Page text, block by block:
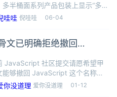
多半桶面系列产品包装上显示“多
注册商标，并质疑企业“在宣传上
字游戏”，消息引发热议。对此，白
半’确实是商标，产品具
倪哇哇 06-04
文已明确拒绝撤回
名称释放给社区
JavaScript 社区提交请愿希望甲
能够撤回 JavaScript 这个名称对
商标，社区的想法是目前
已经成为全球流行的编程语
爱你没道理 01-12